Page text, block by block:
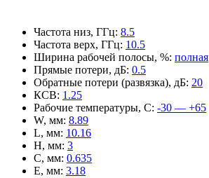
Частота низ, ГГц: 8.5
Частота верх, ГГц: 10.5
Ширина рабочей полосы, %: полная
Прямые потери, дБ: 0.5
Обратные потери (развязка), дБ: 20
КСВ: 1.25
Рабочие температуры, С: -30 — +65
W, мм: 8.89
L, мм: 10.16
H, мм: 3
C, мм: 0.635
E, мм: 3.18